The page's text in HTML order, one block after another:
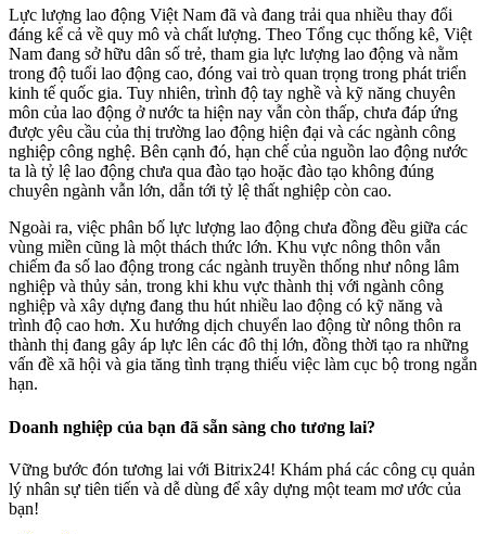
Lực lượng lao động Việt Nam đã và đang trải qua nhiều thay đổi
đáng kể cả về quy mô và chất lượng. Theo Tổng cục thống kê, Việt
Nam đang sở hữu dân số trẻ, tham gia lực lượng lao động và nằm
trong độ tuổi lao động cao, đóng vai trò quan trọng trong phát triển
kinh tế quốc gia. Tuy nhiên, trình độ tay nghề và kỹ năng chuyên
môn của lao động ở nước ta hiện nay vẫn còn thấp, chưa đáp ứng
được yêu cầu của thị trường lao động hiện đại và các ngành công
nghiệp công nghệ. Bên cạnh đó, hạn chế của nguồn lao động nước
ta là tỷ lệ lao động chưa qua đào tạo hoặc đào tạo không đúng
chuyên ngành vẫn lớn, dẫn tới tỷ lệ thất nghiệp còn cao.
Ngoài ra, việc phân bố lực lượng lao động chưa đồng đều giữa các
vùng miền cũng là một thách thức lớn. Khu vực nông thôn vẫn
chiếm đa số lao động trong các ngành truyền thống như nông lâm
nghiệp và thủy sản, trong khi khu vực thành thị với ngành công
nghiệp và xây dựng đang thu hút nhiều lao động có kỹ năng và
trình độ cao hơn. Xu hướng dịch chuyển lao động từ nông thôn ra
thành thị đang gây áp lực lên các đô thị lớn, đồng thời tạo ra những
vấn đề xã hội và gia tăng tình trạng thiếu việc làm cục bộ trong ngắn
hạn.
Doanh nghiệp của bạn đã sẵn sàng cho tương lai?
Vững bước đón tương lai với Bitrix24! Khám phá các công cụ quản
lý nhân sự tiên tiến và dễ dùng để xây dựng một team mơ ước của
bạn!